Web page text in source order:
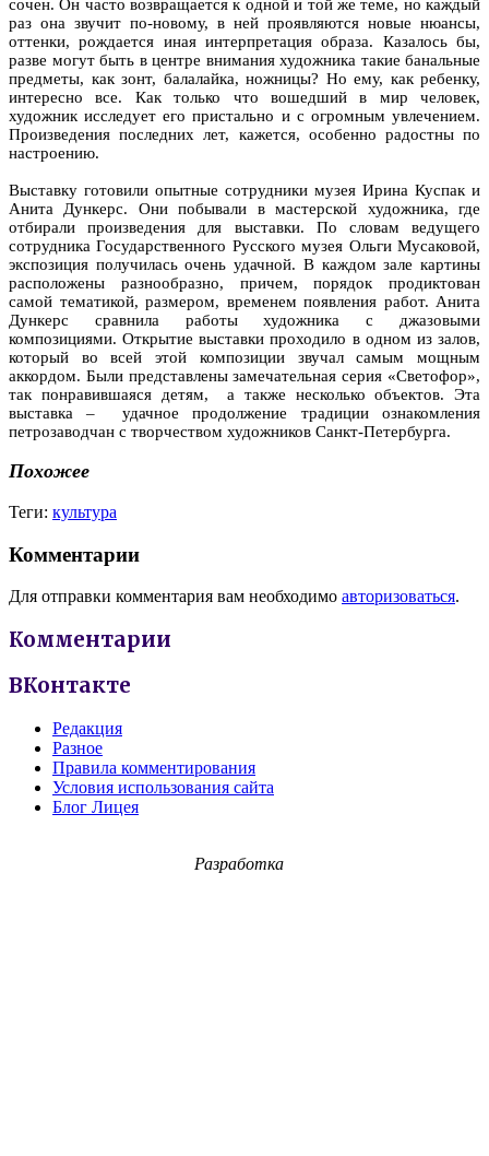
сочен. Он часто возвращается к одной и той же теме, но каждый
раз она звучит по-новому, в ней проявляются новые нюансы,
оттенки, рождается иная интерпретация образа. Казалось бы,
разве могут быть в центре внимания художника такие банальные
предметы, как зонт, балалайка, ножницы? Но ему, как ребенку,
интересно все. Как только что вошедший в мир человек,
художник исследует его пристально и с огромным увлечением.
Произведения последних лет, кажется, особенно радостны по
настроению.
Выставку готовили опытные сотрудники музея Ирина Куспак и
Анита Дункерс. Они побывали в мастерской художника, где
отбирали произведения для выставки. По словам ведущего
сотрудника Государственного Русского музея Ольги Мусаковой,
экспозиция получилась очень удачной. В каждом зале картины
расположены разнообразно, причем, порядок продиктован
самой тематикой, размером, временем появления работ. Анита
Дункерс сравнила работы художника с джазовыми
композициями. Открытие выставки проходило в одном из залов,
который во всей этой композиции звучал самым мощным
аккордом. Были представлены замечательная серия «Светофор»,
так понравившаяся детям, а также несколько объектов. Эта
выставка – удачное продолжение традиции ознакомления
петрозаводчан с творчеством художников Санкт-Петербурга.
Похожее
Теги: культура
Комментарии
Для отправки комментария вам необходимо авторизоваться.
Комментарии
ВКонтакте
Редакция
Разное
Правила комментирования
Условия использования сайта
Блог Лицея
Разработка